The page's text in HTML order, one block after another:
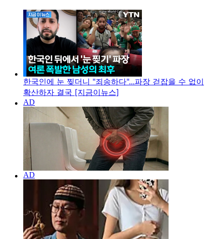
한국인에 눈 찢더니 "죄송하다"...파장 걷잡을 수 없이
확산하자 결국 [지금이뉴스]